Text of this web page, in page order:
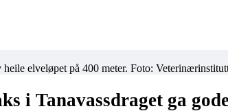
elveløpet på 400 meter. Foto:
i Tanavassdraget ga